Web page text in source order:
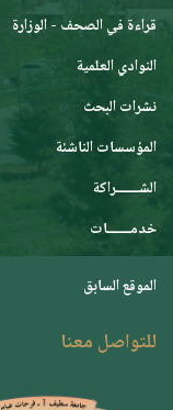
قراءة في الصحف - الوزارة
النوادي العلمية
نشرات البحث
المؤسسات الناشئة
الشـــــــراكة
خدمـــــــات
الموقع السابق
للتواصل معنا